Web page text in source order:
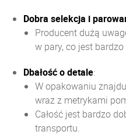
Dobra selekcja i
Producent dużą
w pary, co jest
Dbałość o detale:
W opakowaniu
wraz z metrykami
Całość jest bardzo
transportu.